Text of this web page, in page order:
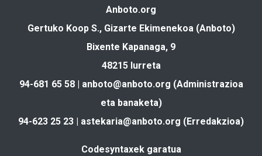
Anboto.org
Gertuko Koop S., Gizarte Ekimenekoa (Anboto)
Bixente Kapanaga, 9
48215 Iurreta
94-681 65 58 | anboto@anboto.org (Administrazioa
eta banaketa)
94-623 25 23 | astekaria@anboto.org (Erredakzioa)
Codesyntaxek garatua